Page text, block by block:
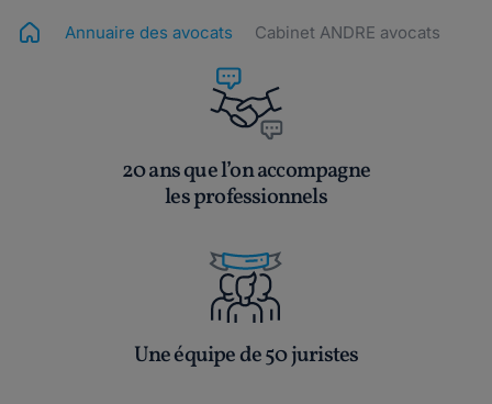
Annuaire des avocats Cabinet ANDRE avocats
20 ans que l’on accompagne
les professionnels
Une équipe de 50 juristes